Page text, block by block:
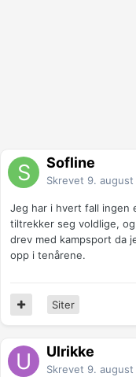
Sofline
Skrevet 9. august
Jeg har i hvert fall ingen
tiltrekker seg voldlige,
drev med kampsport da
opp i tenårene.
Siter
Ulrikke
Skrevet 9. august